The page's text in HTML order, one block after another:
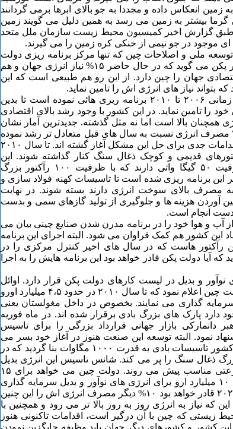
زمین انعکاس داده و مجددا به جو بالای ابرها برمی گردانند
گرما بیشتر به زمین می رسد به همین دلیل می گویند زمین
گزارش اخیر کمیسیون محیط زیست سازمان ملل متحد
ای موجود در جو نیمی از خنکی کره زمین را می گیرند.
ملی و اصلاحات چین که تنها مرکز برنامه ریزی دولت
چین است در ۱٨ مارس در پکن می گوید که در حال حاضر ۱۵% نیاز انرژی جهان و هم
اقتصادی جهان را چین دارد. از این رو هم طبیعی است که این
بتواند نیاز های انرژی اش را تامین نماید.
رهبریت پکن برای فاصله زمانی ۲۰۰۶ تا ۲۰۱۰ برنامه ریزی هائی نموده است تا بدین
انرژی خود را تامین نماید. در این کشور با وجود رشد بالای اقتصادی
همچنان بالا است اما نه مثل گذشته. جدیدترین آمار نشان
می دهند که در سال ۲۰۰۶ مصرف انرژی نسبت به سال های قبل متعادل تر رشد نموده
است. هم اکنون در چین اقدامات جدی برای حل این مشکل آغاز گشته اند. تا سال ۲۰۱۰
قدیمی و کوچک ذغال سنگ کنار گذاشته شوند. این
رآکتور ها در مجموع ظرفیت ۵۰ گیگا واتی دارند که با ظرفیت ۱۰۰ رآکتور بزرگ
این برنامه ریزی شده است تا تاسیسات کهنه فولاد سازی و
مصرف بالای سوخت انرژی دارند بسته شوند. در نهایت
آوردن هزینه ها و جلوگیری از تولید گازهای سمی و بدست
دست انجام است.
و هوا خود را در برنامه مدرن شدن صنایع چینی بیان می
این کشور هم کمک فراوان می شود. البته اجرای این برنامه
رآکتور هاست که در سال های اخیر کنترل مرکزی را در
که آیا دولت پکن قادر خواهد بود این برنامه هایش را به اجرا
و بدیل در لیست کارهای دولت پکن قرار دارد. اوائل
سال ۲۰۰۷ وزیر صنایع دولت چین اعلام نمود که تا سال ۲۰۱۰ در حدود ۴،۵ میلیارد اورو
گذاری می نمایند. بخصوص در داخل مغولستان یعنی
پارک های بزرگ بادی برقرار شده اند. در ماه فوریه
دانمارکی بازار جهانی قرارداد بزرگی را برای تاسیس
نمود. البته توسعه این صنعت هنوز در آغاز خود بسر می
برد: در سال ۲۰۰۶ در این کشور تاسیسات بادی به قدرت ۱۰۰۰ مگاوات بنا گردید که در
ذغال سنگ را پر می کند. شانس تاسیس این انرژی بدیل
خوب است و کارها با سرعتی مناسب پیش می روند. دولت چین می خواهد برای ۱۵
سال آینده سالانه در حدود ۱۰ میلیارد ارو برای انرژی های نوآور و بدیل سرمایه گذاری
کند. بنابراین چین تا سال ۲۰۲۰ قادر خواهد بود ۱۰% دیگر مصرف انرژی اش را این چنین
این که نیاز به انرژی روز به روز بالا تر می رود و همچنین با
زیستی که چین با آن درگیر است، اقدامات تاکنونی هنوز
کشور و کشورهای دیگر جهان باید وظیفه جایگزین نمودن